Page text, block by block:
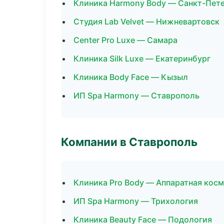
Клиника Harmony Body — Санкт-
Студия Lab Velvet — Нижневартовск
Center Pro Luxe — Самара
Клиника Silk Luxe — Екатеринбург
Клиника Body Face — Кызыл
ИП Spa Harmony — Ставрополь
Компании в Ставрополь
Клиника Pro Body — Аппаратная
ИП Spa Harmony — Трихология
Клиника Beauty Face — Подология